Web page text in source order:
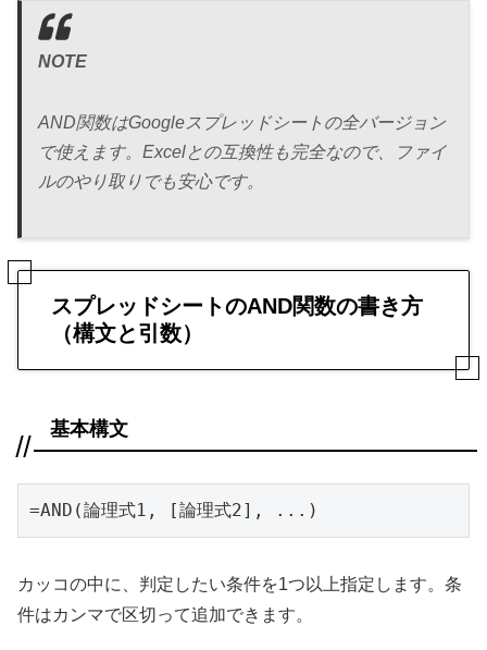
NOTE
AND関数はGoogleスプレッドシートの全バージョン
で使えます。Excelとの互換性も完全なので、ファイ
ルのやり取りでも安心です。
スプレッドシートのAND関数の書き方
（構文と引数）
基本構文
=AND(論理式1, [論理式2], ...)
カッコの中に、判定したい条件を1つ以上指定します。条
件はカンマで区切って追加できます。